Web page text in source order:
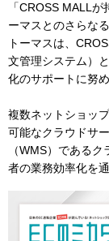
「CROSS MALL
ーマスとのさらな
トーマスは、
文管理システム）
化のサポートに努
複数ネットショッ
可能なクラウドサ
（WMS）である
者の業務効率化を